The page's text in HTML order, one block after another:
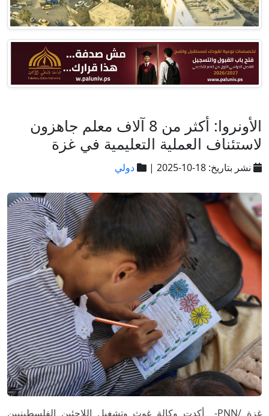
الأونروا: أكثر من 8 آلاف معلم جاهزون
لاستئناف العملية التعليمية في غزة
نشر بتاريخ: 18-10-2025 | دولي
غزة /PNN- أكدت وكالة غوث وتشغيل اللاجئين الفلسطينيين